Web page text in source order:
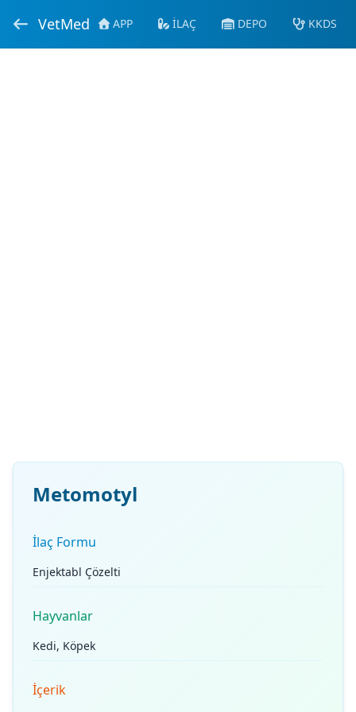
VetMed APP İLAÇ DEPO KKDS
Metomotyl
İlaç Formu
Enjektabl Çözelti
Hayvanlar
Kedi, Köpek
İçerik